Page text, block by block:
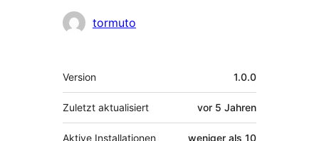
tormuto
Meta
Version 1.0.0
Zuletzt aktualisiert vor 5 Jahren
Aktive Installationen weniger als 10